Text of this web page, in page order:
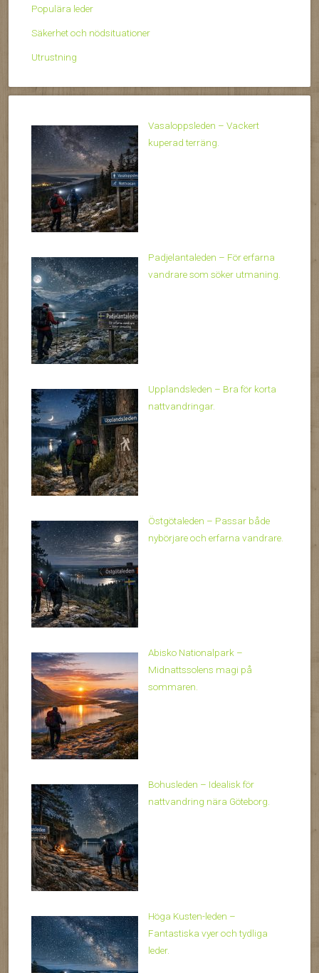
Populära leder
Säkerhet och nödsituationer
Utrustning
Vasaloppsleden – Vackert
kuperad terräng.
Padjelantaleden – För erfarna
vandrare som söker utmaning.
Upplandsleden – Bra för korta
nattvandringar.
Östgötaleden – Passar både
nybörjare och erfarna vandrare.
Abisko Nationalpark –
Midnattssolens magi på
sommaren.
Bohusleden – Idealisk för
nattvandring nära Göteborg.
Höga Kusten-leden –
Fantastiska vyer och tydliga
leder.